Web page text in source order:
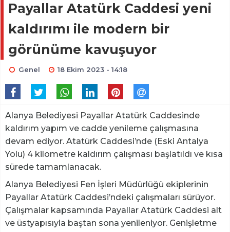
Payallar Atatürk Caddesi yeni
kaldırımı ile modern bir
görünüme kavuşuyor
Genel 18 Ekim 2023 - 14:18
Alanya Belediyesi Payallar Atatürk Caddesinde
kaldırım yapım ve cadde yenileme çalışmasına
devam ediyor. Atatürk Caddesi’nde (Eski Antalya
Yolu) 4 kilometre kaldırım çalışması başlatıldı ve kısa
sürede tamamlanacak.
Alanya Belediyesi Fen İşleri Müdürlüğü ekiplerinin
Payallar Atatürk Caddesi’ndeki çalışmaları sürüyor.
Çalışmalar kapsamında Payallar Atatürk Caddesi alt
ve üstyapısıyla baştan sona yenileniyor. Genişletme